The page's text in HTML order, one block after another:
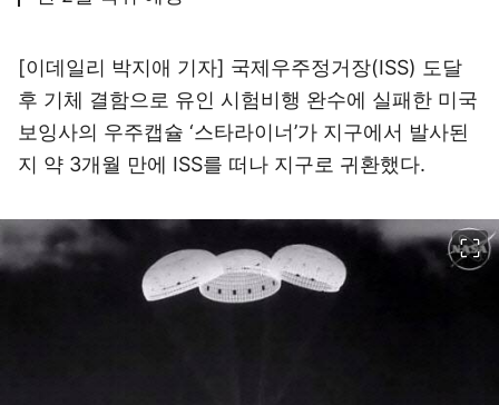
[이데일리 박지애 기자] 국제우주정거장(ISS) 도달
후 기체 결함으로 유인 시험비행 완수에 실패한 미국
보잉사의 우주캡슐 ‘스타라이너’가 지구에서 발사된
지 약 3개월 만에 ISS를 떠나 지구로 귀환했다.